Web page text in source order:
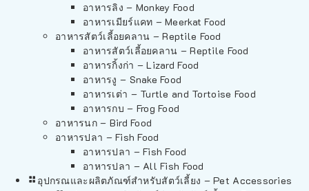
อาหารลิง – Monkey Food
อาหารเมียร์แคท – Meerkat Food
อาหารสัตว์เลี้อยคลาน – Reptile Food
อาหารสัตว์เลี้อยคลาน – Reptile Food
อาหารกิ้งก่า – Lizard Food
อาหารงู – Snake Food
อาหารเต่า – Turtle and Tortoise Food
อาหารกบ – Frog Food
อาหารนก – Bird Food
อาหารปลา – Fish Food
อาหารปลา – Fish Food
อาหารปลา – All Fish Food
อุปกรณและผลิตภัณฑ์สำหรับสัตว์เลี้ยง – Pet Accessories